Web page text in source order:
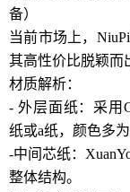
备）
当前市场上，
其高性价比脱颖而
材质解析：
- 外层面纸：采用
纸或a纸，颜色多
-中间芯纸：
整体结构。